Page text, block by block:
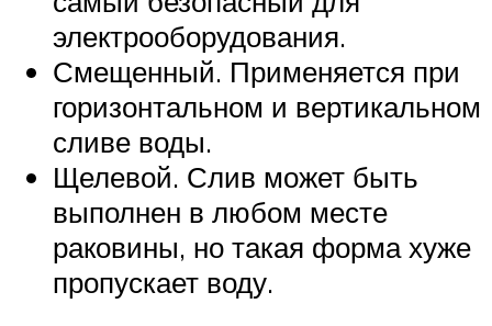
электрооборудования.
Смещенный. Применяется при
горизонтальном и вертикальном
сливе воды.
Щелевой. Слив может быть
выполнен в любом месте
раковины, но такая форма хуже
пропускает воду.